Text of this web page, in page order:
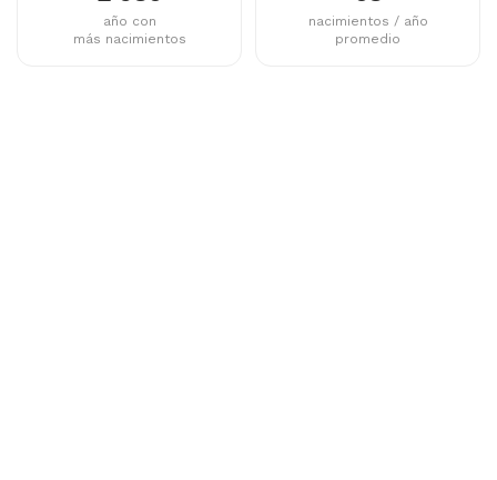
año con
más nacimientos
nacimientos / año
promedio